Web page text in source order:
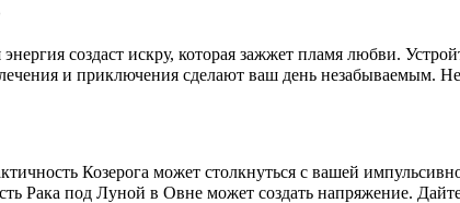
создаст искру, которая зажжет пламя любви.
и приключения сделают ваш день незабываемым.
Козерога может столкнуться с вашей
Рака под Луной в Овне может создать напряжение.